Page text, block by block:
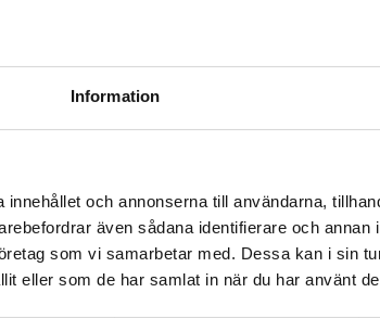
Information
och annonserna till användarna,
även sådana identifierare och annan
som vi samarbetar med. Dessa kan i sin
eller som de har samlat in när du har använt